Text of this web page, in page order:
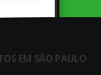
EM SÃO PAULO